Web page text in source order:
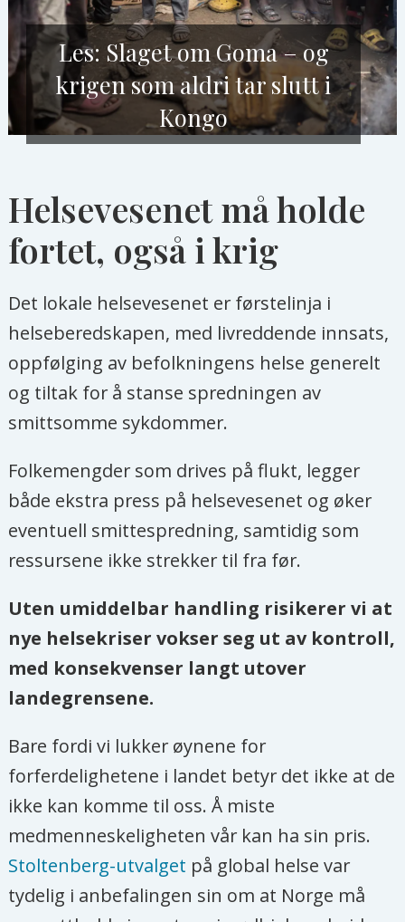
Les: Slaget om Goma – og
krigen som aldri tar slutt i
Kongo
Helsevesenet må holde
fortet, også i krig
Det lokale helsevesenet er førstelinja i
helseberedskapen, med livreddende innsats,
oppfølging av befolkningens helse generelt
og tiltak for å stanse spredningen av
smittsomme sykdommer.
Folkemengder som drives på flukt, legger
både ekstra press på helsevesenet og øker
eventuell smittespredning, samtidig som
ressursene ikke strekker til fra før.
Uten umiddelbar handling risikerer vi at
nye helsekriser vokser seg ut av kontroll,
med konsekvenser langt utover
landegrensene.
Bare fordi vi lukker øynene for
forferdelighetene i landet betyr det ikke at de
ikke kan komme til oss. Å miste
medmenneskeligheten vår kan ha sin pris.
Stoltenberg-utvalget på global helse var
tydelig i anbefalingen sin om at Norge må